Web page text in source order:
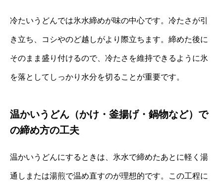
冷たいうどんでは氷水締めが味の中心です。冷たさが引
き立ち、コシやのど越しがより際立ちます。締めた後に
そのまま盛り付けるので、冷たさを維持できるように氷
を落としてしっかり水分を切ることが重要です。
温かいうどん（かけ・釜揚げ・鍋物など）で
の締め方の工夫
温かいうどんにするときは、氷水で締めたあとに軽く湯
通しまたは湯煎で温め直すのが理想的です。この工程に